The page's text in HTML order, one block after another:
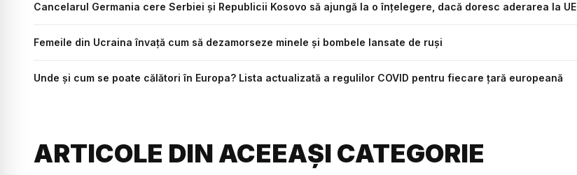
Cancelarul Germania cere Serbiei și Republicii Kosovo să ajungă la o înțelegere, dacă doresc aderarea la UE
Femeile din Ucraina învață cum să dezamorseze minele și bombele lansate de ruși
Unde și cum se poate călători în Europa? Lista actualizată a regulilor COVID pentru fiecare țară europeană
ARTICOLE DIN ACEEAȘI CATEGORIE